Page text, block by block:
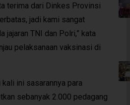
terima dari Dinkes Provinsi
jadi kami sangat
jajaran TNI dan Polri,” kata
pelaksanaan vaksinasi di
ini sasarannya para
sebanyak 2.000 pedagang